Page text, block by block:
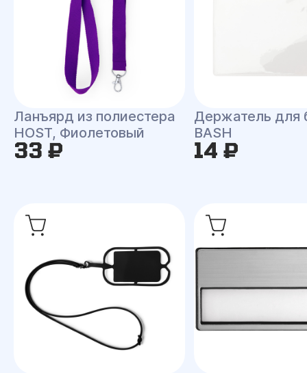
Ланъярд из полиестера
HOST, Фиолетовый
33 ₽
Держатель для
BASH
14 ₽